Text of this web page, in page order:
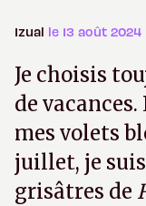
Izual le 13 août 2024
Je choisis
de
mes volets
juillet, je
grisâtres de